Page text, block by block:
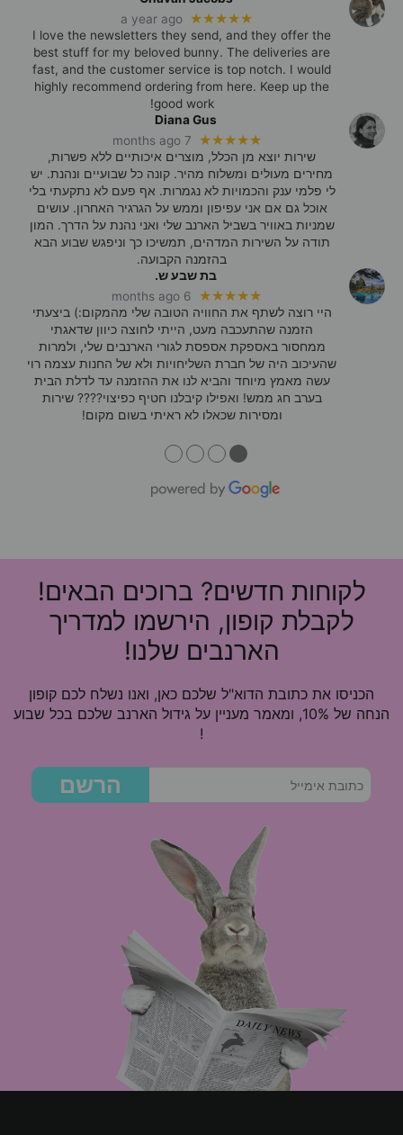
★★★★★
a year ago
I love the newsletters they send, and they offer the
best stuff for my beloved bunny. The deliveries are
fast, and the customer service is top notch. I would
highly recommend ordering from here. Keep up the
good work!
Diana Gus
★★★★★
7 months ago
שירות יוצא מן הכלל, מוצרים איכותיים ללא פשרות,
מחירים מעולים ומשלוח מהיר. קונה כל שבועיים ונהנת. יש
לי פלמי ענק והכמויות לא נגמרות. אף פעם לא נתקעתי בלי
אוכל גם אם אני עפיפון וממש על הגרגיר האחרון. עושים
שמניות באוויר בשביל הארנב שלי ואני נהנת על הדרך. המון
תודה על השירות המדהים, תמשיכו כך וניפגש שבוע הבא
בהזמנה הקבועה.
בת שבע ש.
★★★★★
6 months ago
היי רוצה לשתף את החוויה הטובה שלי מהמקום:) ביצעתי
הזמנה שהתעכבה מעט, הייתי לחוצה כיוון שדאגתי
ממחסור באספקת אספסת לגורי הארנבים שלי, ולמרות
שהעיכוב היה של חברת השליחויות ולא של החנות עצמה רוי
עשה מאמץ מיוחד והביא לנו את ההזמנה עד לדלת הבית
בערב חג ממש! ואפילו קיבלנו חטיף כפיצוי???? שירות
ומסירות שכאלו לא ראיתי בשום מקום!
●
●
●
●
לקוחות חדשים? ברוכים הבאים!
לקבלת קופון, הירשמו למדריך
הארנבים שלנו!
הכניסו את כתובת הדוא"ל שלכם כאן, ואנו נשלח לכם קופון
הנחה של 10%, ומאמר מעניין על גידול הארנב שלכם בכל שבוע
!
הרשם